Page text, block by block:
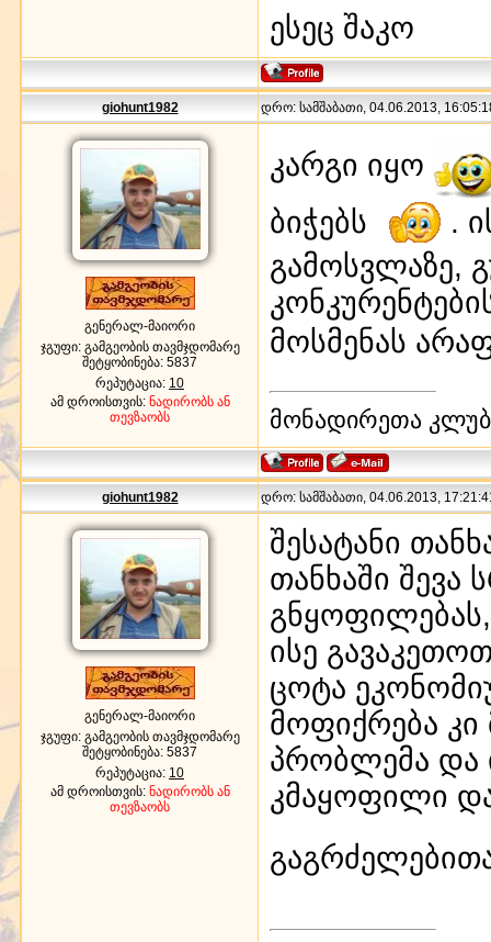
ესეც შაკო
giohunt1982 დრო: სამშაბათი, 04.06.2013,
გენერალ-მაიორი
ჯგუფი: გამგეობის თავმჯდომარე
შეტყობინება: 5837
რეპუტაცია: 10
ამ დროისთვის: ნადირობს ან
თევზაობს
კარგი იყო
ბიჭებს
.
გამოსვლაზე,
მოსმენას
მონადირეთა
giohunt1982 დრო: სამშაბათი, 04.06.2013,
გენერალ-მაიორი
ჯგუფი: გამგეობის თავმჯდომარე
შეტყობინება: 5837
რეპუტაცია: 10
ამ დროისთვის: ნადირობს ან
თევზაობს
შესატანი
თანხაში
გნყოფილებას,
ისე
ცოტა
მოფიქრება
პრობლემა და
კმაყოფილი